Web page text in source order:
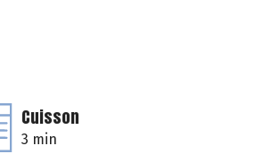
Cuisson
3 min